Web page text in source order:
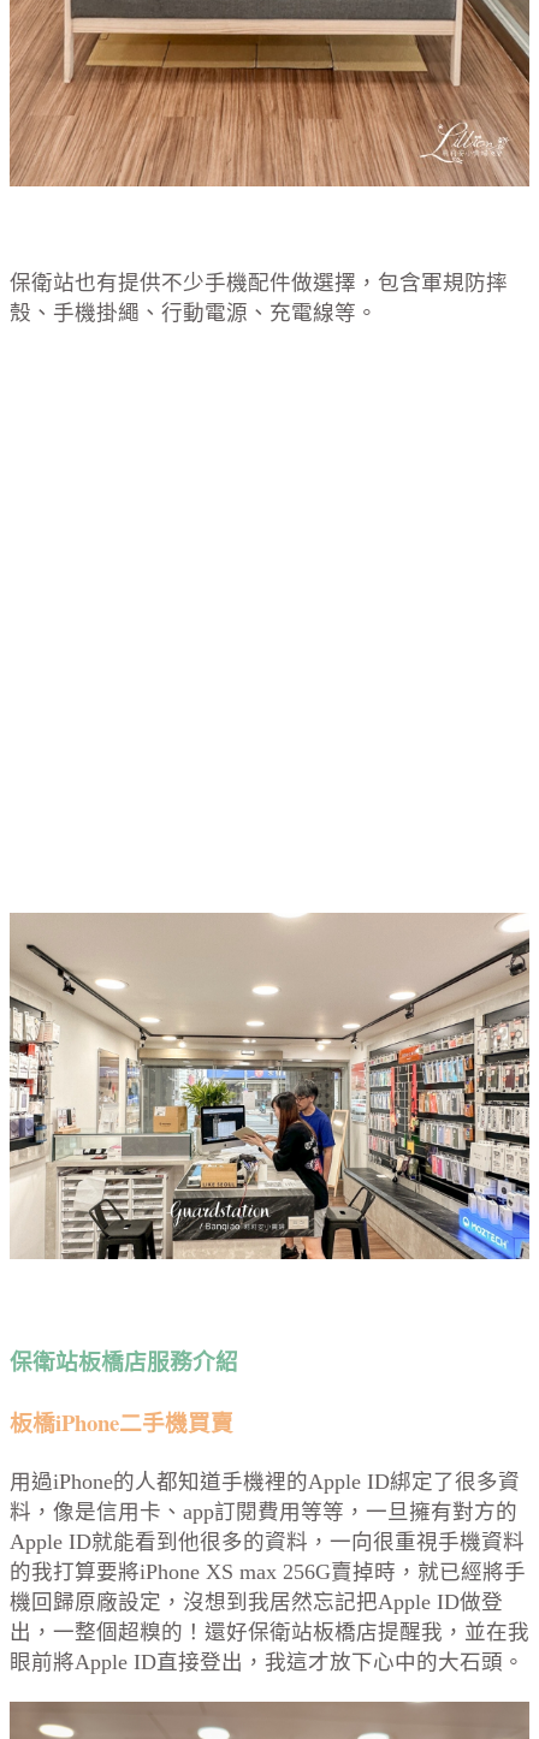
保衛站也有提供不少手機配件做選擇，包含軍規防摔
殼、手機掛繩、行動電源、充電線等。
保衛站板橋店服務介紹
板橋iPhone二手機買賣
用過iPhone的人都知道手機裡的Apple ID綁定了很多資
料，像是信用卡、app訂閱費用等等，一旦擁有對方的
Apple ID就能看到他很多的資料，一向很重視手機資料
的我打算要將iPhone XS max 256G賣掉時，就已經將手
機回歸原廠設定，沒想到我居然忘記把Apple ID做登
出，一整個超糗的！還好保衛站板橋店提醒我，並在我
眼前將Apple ID直接登出，我這才放下心中的大石頭。